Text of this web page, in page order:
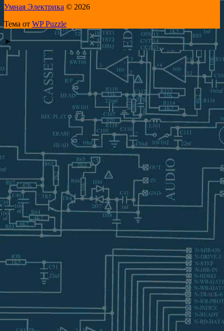
Умная Электрика © 2026
Тема от WP Puzzle
➤